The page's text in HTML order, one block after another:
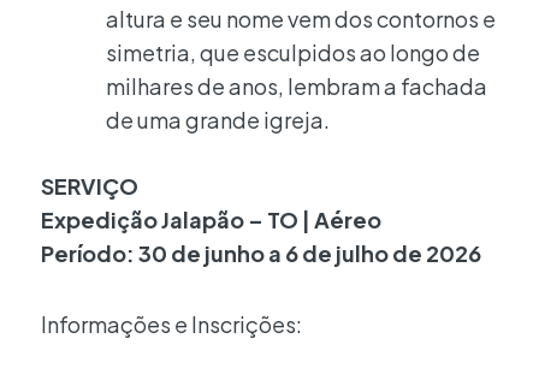
altura e seu nome vem dos contornos e
simetria, que esculpidos ao longo de
milhares de anos, lembram a fachada
de uma grande igreja.
SERVIÇO
Expedição Jalapão – TO | Aéreo
Período: 30 de junho a 6 de julho de 2026
Informações e Inscrições: